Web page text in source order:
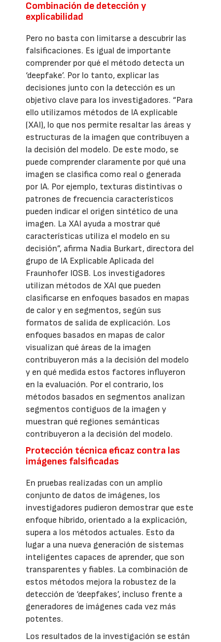
Combinación de detección y
explicabilidad
Pero no basta con limitarse a descubrir las
falsificaciones. Es igual de importante
comprender por qué el método detecta un
‘deepfake’. Por lo tanto, explicar las
decisiones junto con la detección es un
objetivo clave para los investigadores. “Para
ello utilizamos métodos de IA explicable
(XAI), lo que nos permite resaltar las áreas y
estructuras de la imagen que contribuyen a
la decisión del modelo. De este modo, se
puede comprender claramente por qué una
imagen se clasifica como real o generada
por IA. Por ejemplo, texturas distintivas o
patrones de frecuencia característicos
pueden indicar el origen sintético de una
imagen. La XAI ayuda a mostrar qué
características utiliza el modelo en su
decisión”, afirma Nadia Burkart, directora del
grupo de IA Explicable Aplicada del
Fraunhofer IOSB. Los investigadores
utilizan métodos de XAI que pueden
clasificarse en enfoques basados en mapas
de calor y en segmentos, según sus
formatos de salida de explicación. Los
enfoques basados en mapas de calor
visualizan qué áreas de la imagen
contribuyeron más a la decisión del modelo
y en qué medida estos factores influyeron
en la evaluación. Por el contrario, los
métodos basados en segmentos analizan
segmentos contiguos de la imagen y
muestran qué regiones semánticas
contribuyeron a la decisión del modelo.
Protección técnica eficaz contra las
imágenes falsificadas
En pruebas realizadas con un amplio
conjunto de datos de imágenes, los
investigadores pudieron demostrar que este
enfoque híbrido, orientado a la explicación,
supera a los métodos actuales. Esto da
lugar a una nueva generación de sistemas
inteligentes capaces de aprender, que son
transparentes y fiables. La combinación de
estos métodos mejora la robustez de la
detección de ‘deepfakes’, incluso frente a
generadores de imágenes cada vez más
potentes.
Los resultados de la investigación se están